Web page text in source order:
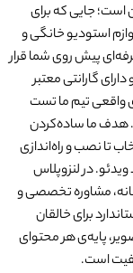
است؛ جایی که برای
استودیو خانگی و
پیش روی شما قرار
گارانتی معتبر
واقعی تیم ما تست
هدف ما ساده‌کردن
تا نصب و راه‌اندازی
در لنزوپلاس
مشاوره تخصصی و
برای خالقان
پایه‌ی هر محتوای
است.